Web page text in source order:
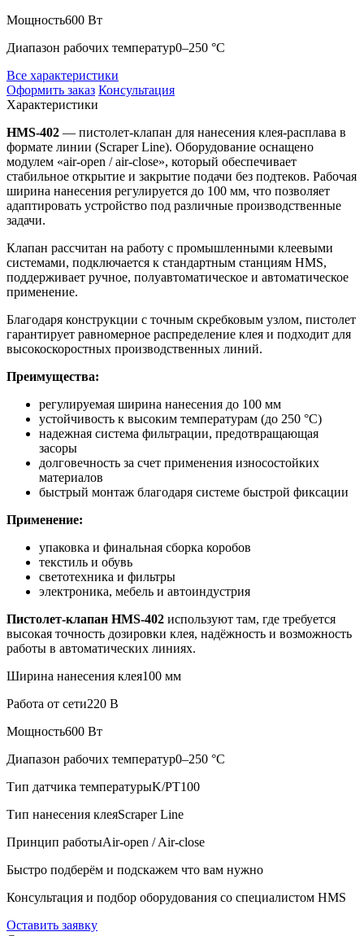
Мощность600 Вт
Диапазон рабочих температур0–250 °C
Все характеристики
Оформить заказ Консультация
Характеристики
HMS-402 — пистолет-клапан для нанесения клея-расплава в
формате линии (Scraper Line). Оборудование оснащено
модулем «air-open / air-close», который обеспечивает
стабильное открытие и закрытие подачи без подтеков. Рабочая
ширина нанесения регулируется до 100 мм, что позволяет
адаптировать устройство под различные производственные
задачи.
Клапан рассчитан на работу с промышленными клеевыми
системами, подключается к стандартным станциям HMS,
поддерживает ручное, полуавтоматическое и автоматическое
применение.
Благодаря конструкции с точным скребковым узлом, пистолет
гарантирует равномерное распределение клея и подходит для
высокоскоростных производственных линий.
Преимущества:
регулируемая ширина нанесения до 100 мм
устойчивость к высоким температурам (до 250 °C)
надежная система фильтрации, предотвращающая
засоры
долговечность за счет применения износостойких
материалов
быстрый монтаж благодаря системе быстрой фиксации
Применение:
упаковка и финальная сборка коробов
текстиль и обувь
светотехника и фильтры
электроника, мебель и автоиндустрия
Пистолет-клапан HMS-402 используют там, где требуется
высокая точность дозировки клея, надёжность и возможность
работы в автоматических линиях.
Ширина нанесения клея100 мм
Работа от сети220 В
Мощность600 Вт
Диапазон рабочих температур0–250 °C
Тип датчика температурыK/PT100
Тип нанесения клеяScraper Line
Принцип работыAir-open / Air-close
Быстро подберём и подскажем что вам нужно
Консультация и подбор оборудования со специалистом HMS
Оставить заявку